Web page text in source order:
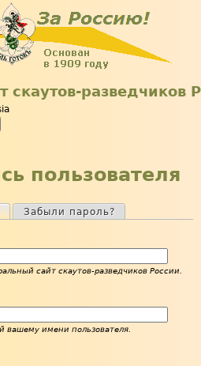
to navigation
скаутов-разведчиков
пользователя
(активная вкладка)
Забыли пароль?
сайт скаутов-разведчиков России.
вашему имени пользователя.